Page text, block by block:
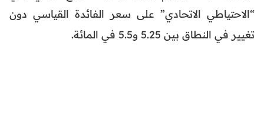
“الاحتياطي الاتحادي” على سعر الفائدة القياسي دون
تغيير في النطاق بين 5.25 و5.5 في المائة.